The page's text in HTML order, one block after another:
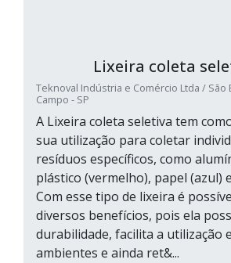
Lixeira coleta
Teknoval Indústria e Comércio Ltda / São
Campo - SP
A Lixeira coleta seletiva tem
sua utilização para coletar
resíduos específicos, como
plástico (vermelho), papel (azul)
Com esse tipo de lixeira é
diversos benefícios, pois ela
durabilidade, facilita a utilização
ambientes e ainda ret&...